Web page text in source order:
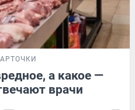
а какое —
врачи